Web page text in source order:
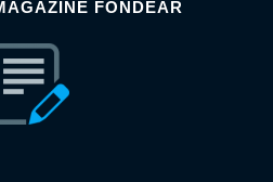
FONDEAR